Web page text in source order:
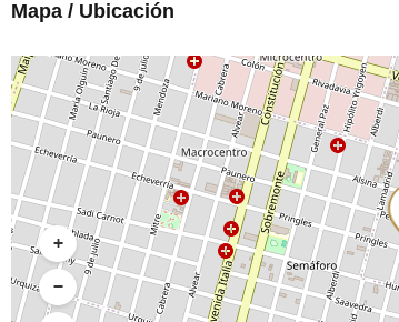
Mapa / Ubicación
+
−